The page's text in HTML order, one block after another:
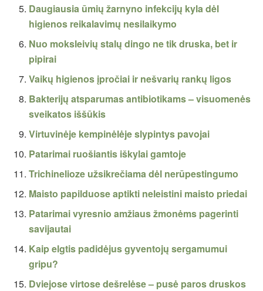
Daugiausia ūmių žarnyno infekcijų kyla dėl
higienos reikalavimų nesilaikymo
Nuo moksleivių stalų dingo ne tik druska, bet ir
pipirai
Vaikų higienos įpročiai ir nešvarių rankų ligos
Bakterijų atsparumas antibiotikams – visuomenės
sveikatos iššūkis
Virtuvinėje kempinėlėje slypintys pavojai
Patarimai ruošiantis iškylai gamtoje
Trichinelioze užsikrečiama dėl nerūpestingumo
Maisto papilduose aptikti neleistini maisto priedai
Patarimai vyresnio amžiaus žmonėms pagerinti
savijautai
Kaip elgtis padidėjus gyventojų sergamumui
gripu?
Dviejose virtose dešrelėse – pusė paros druskos